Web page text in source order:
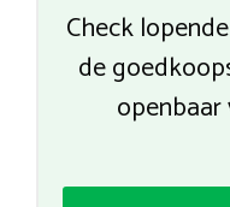
Check
de